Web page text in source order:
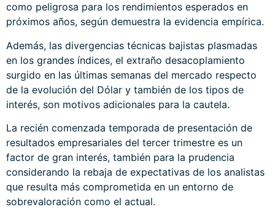
como peligrosa para los rendimientos esperados en
próximos años, según demuestra la evidencia empírica.
Además, las divergencias técnicas bajistas plasmadas
en los grandes índices, el extraño desacoplamiento
surgido en las últimas semanas del mercado respecto
de la evolución del Dólar y también de los tipos de
interés, son motivos adicionales para la cautela.
La recién comenzada temporada de presentación de
resultados empresariales del tercer trimestre es un
factor de gran interés, también para la prudencia
considerando la rebaja de expectativas de los analistas
que resulta más comprometida en un entorno de
sobrevaloración como el actual.